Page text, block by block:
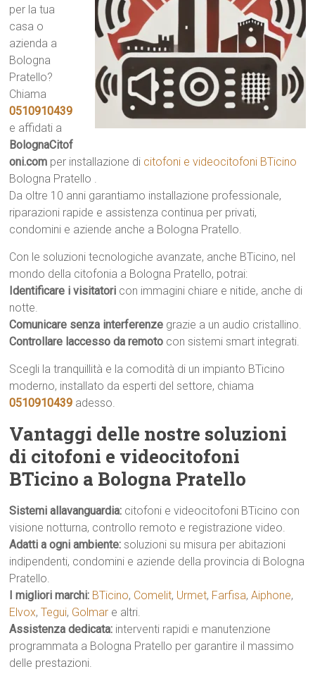
per la tua
casa o
azienda a
Bologna
Pratello?
Chiama
0510910439
e affidati a
BolognaCitof
oni.com per installazione di citofoni e videocitofoni BTicino
Bologna Pratello .
Da oltre 10 anni garantiamo installazione professionale,
riparazioni rapide e assistenza continua per privati,
condomini e aziende anche a Bologna Pratello.
Con le soluzioni tecnologiche avanzate, anche BTicino, nel
mondo della citofonia a Bologna Pratello, potrai:
Identificare i visitatori con immagini chiare e nitide, anche di
notte.
Comunicare senza interferenze grazie a un audio cristallino.
Controllare laccesso da remoto con sistemi smart integrati.
Scegli la tranquillità e la comodità di un impianto BTicino
moderno, installato da esperti del settore, chiama
0510910439 adesso.
Vantaggi delle nostre soluzioni
di citofoni e videocitofoni
BTicino a Bologna Pratello
Sistemi allavanguardia: citofoni e videocitofoni BTicino con
visione notturna, controllo remoto e registrazione video.
Adatti a ogni ambiente: soluzioni su misura per abitazioni
indipendenti, condomini e aziende della provincia di Bologna
Pratello.
I migliori marchi: BTicino, Comelit, Urmet, Farfisa,Aiphone,
Elvox,Tegui, Golmar e altri.
Assistenza dedicata: interventi rapidi e manutenzione
programmata a Bologna Pratello per garantire il massimo
delle prestazioni.